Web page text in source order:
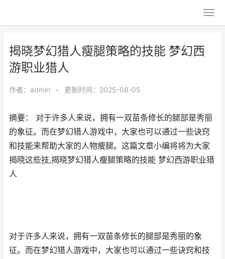
揭晓梦幻猎人瘦腿策略的技能 梦幻西
游职业猎人
作者： admin • 更新时间：2025-08-05
摘要： 对于许多人来说，拥有一双苗条修长的腿部是秀丽
的象征。而在梦幻猎人游戏中，大家也可以通过一些诀窍
和技能来帮助大家的人物瘦腿。这篇文章小编将将为大家
揭晓这些技,揭晓梦幻猎人瘦腿策略的技能 梦幻西游职业猎
人
对于许多人来说，拥有一双苗条修长的腿部是秀丽的象
征。而在梦幻猎人游戏中，大家也可以通过一些诀窍和技